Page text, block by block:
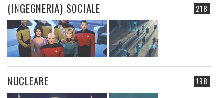
218
(INGEGNERIA) SOCIALE
198
NUCLEARE